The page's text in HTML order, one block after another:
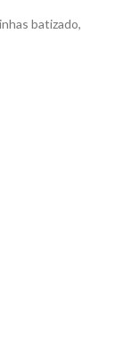
batizado,